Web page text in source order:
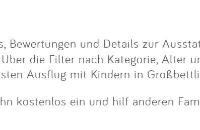
Bewertungen und Details zur
die Filter nach Kategorie, Alter
Ausflug mit Kindern in
kostenlos ein und hilf anderen